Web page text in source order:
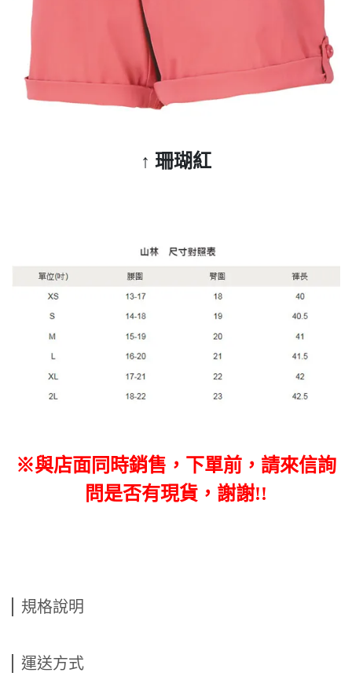
↑ 珊瑚紅
※與店面同時銷售，下單前，請來信詢
問是否有現貨，謝謝!!
規格說明
運送方式